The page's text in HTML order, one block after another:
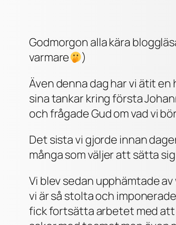
Godmorgon alla kära
varmare
)
Även denna dag har vi ätit
sina tankar kring första
och frågade Gud om vad vi
Det sista vi gjorde innan
många som väljer att sätta
Vi blev sedan upphämtade
vi är så stolta och
fick fortsätta arbetet med att